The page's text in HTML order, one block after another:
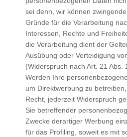
sei denn, wir können
Gründe für die Verarbeitung
Interessen, Rechte und
die Verarbeitung dient der
Ausübung oder Verteidigung
(Widerspruch nach Art. 21 Abs.
Werden Ihre
um Direktwerbung zu
Recht, jederzeit Widerspruch
Sie betreffender
Zwecke derartiger Werbung
für das Profiling, soweit es mit